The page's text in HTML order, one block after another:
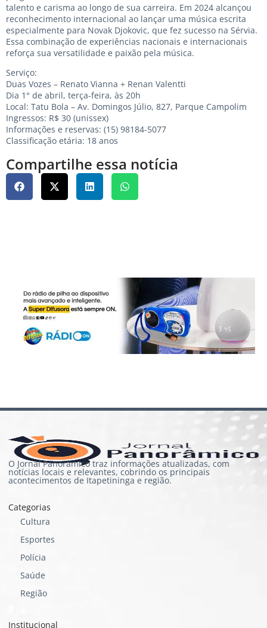
talento e carisma ao longo de sua carreira. Em 2024 alcançou
reconhecimento internacional ao lançar uma música escrita
especialmente para Novak Djokovic, que fez sucesso na Sérvia.
Essa combinação de experiências nacionais e internacionais
reforça sua versatilidade e paixão pela música.
Serviço:
Duas Vozes – Renato Vianna + Renan Valentti
Dia 1° de abril, terça-feira, às 20h
Local: Tatu Bola – Av. Domingos Júlio, 827, Parque Campolim
Ingressos: R$ 30 (unissex)
Informações e reservas: (15) 98184-5077
Classificação etária: 18 anos
Compartilhe essa notícia
O Jornal Panorâmico traz informações atualizadas, com
notícias locais e relevantes, cobrindo os principais
acontecimentos de Itapetininga e região.
Categorias
Cultura
Esportes
Polícia
Saúde
Região
Institucional